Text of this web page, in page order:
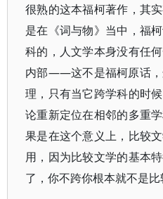
很熟的这本福柯著作，其
是在《词与物》当中，福
科的，人文学本身没有任
内部——这不是福柯原话
理，只有当它跨学科的时
论重新定位在相邻的多重
果是在这个意义上，比较
用，因为比较文学的基本
了，你不跨你根本就不是比